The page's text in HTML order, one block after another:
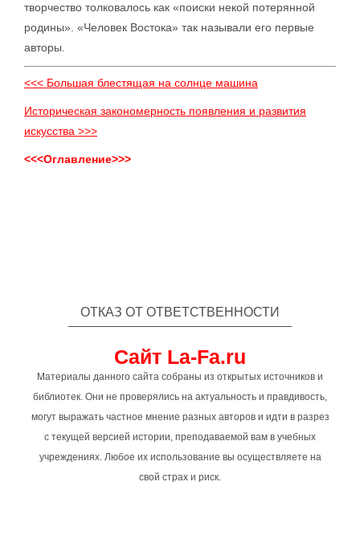
творчество толковалось как «поиски некой потерянной
родины». «Человек Востока» так называли его первые
авторы.
<<< Большая блестящая на солнце машина
Историческая закономерность появления и развития
искусства >>>
<<<Оглавление>>>
ОТКАЗ ОТ ОТВЕТСТВЕННОСТИ
Сайт La-Fa.ru
Материалы данного сайта собраны из открытых источников и
библиотек. Они не проверялись на актуальность и правдивость,
могут выражать частное мнение разных авторов и идти в разрез
с текущей версией истории, преподаваемой вам в учебных
учреждениях. Любое их использование вы осуществляете на
свой страх и риск.